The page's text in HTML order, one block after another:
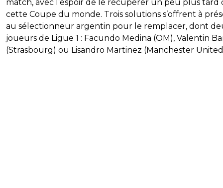
match, avec l’espoir de le récupérer un peu plus tard
cette Coupe du monde. Trois solutions s’offrent à
au sélectionneur argentin pour le remplacer, dont
joueurs de Ligue 1 : Facundo Medina (OM), Valentin
(Strasbourg) ou Lisandro Martinez (Manchester